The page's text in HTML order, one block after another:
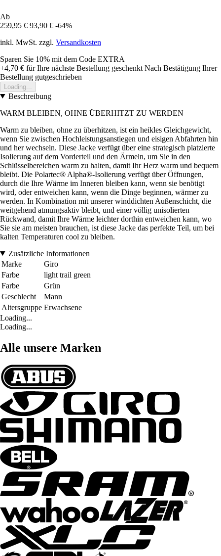
Ab
259,95 € 93,90 € -64%
inkl. MwSt. zzgl. Versandkosten
Sparen Sie 10% mit dem Code EXTRA
+4,70 € für Ihre nächste Bestellung geschenkt Nach Bestätigung Ihrer
Bestellung gutgeschrieben
Loading...
Beschreibung
WARM BLEIBEN, OHNE ÜBERHITZT ZU WERDEN
Warm zu bleiben, ohne zu überhitzen, ist ein heikles Gleichgewicht,
wenn Sie zwischen Hochleistungsanstiegen und eisigen Abfahrten hin
und her wechseln. Diese Jacke verfügt über eine strategisch platzierte
Isolierung auf dem Vorderteil und den Ärmeln, um Sie in den
Schlüsselbereichen warm zu halten, damit Ihr Herz warm und bequem
bleibt. Die Polartec® Alpha®-Isolierung verfügt über Öffnungen,
durch die Ihre Wärme im Inneren bleiben kann, wenn sie benötigt
wird, oder entweichen kann, wenn die Dinge beginnen, wärmer zu
werden. In Kombination mit unserer winddichten Außenschicht, die
weitgehend atmungsaktiv bleibt, und einer völlig unisolierten
Rückwand, damit Ihre Wärme leichter dorthin entweichen kann, wo
Sie sie am meisten brauchen, ist diese Jacke das perfekte Teil, um bei
kalten Temperaturen cool zu bleiben.
Zusätzliche Informationen
Marke
Giro
Farbe
light trail green
Farbe
Grün
Geschlecht
Mann
Altersgruppe Erwachsene
Loading...
Loading...
Alle unsere Marken